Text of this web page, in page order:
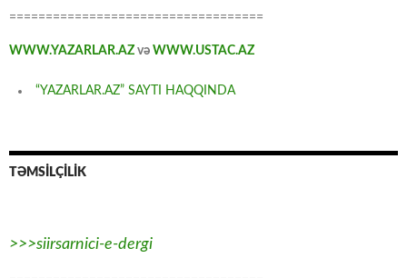
===================================
WWW.YAZARLAR.AZ və WWW.USTAC.AZ
“YAZARLAR.AZ” SAYTI HAQQINDA
TƏMSİLÇİLİK
>>>siirsarnici-e-dergi